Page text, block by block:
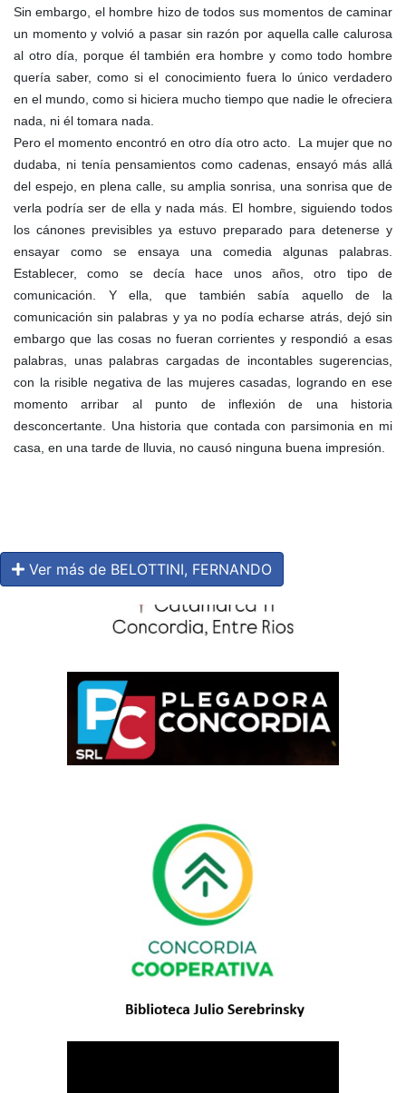
Sin embargo, el hombre hizo de todos sus momentos de caminar
un momento y volvió a pasar sin razón por aquella calle calurosa
al otro día, porque él también era hombre y como todo hombre
quería saber, como si el conocimiento fuera lo único verdadero
en el mundo, como si hiciera mucho tiempo que nadie le ofreciera
nada, ni él tomara nada.
Pero el momento encontró en otro día otro acto. La mujer que no
dudaba, ni tenía pensamientos como cadenas, ensayó más allá
del espejo, en plena calle, su amplia sonrisa, una sonrisa que de
verla podría ser de ella y nada más. El hombre, siguiendo todos
los cánones previsibles ya estuvo preparado para detenerse y
ensayar como se ensaya una comedia algunas palabras.
Establecer, como se decía hace unos años, otro tipo de
comunicación. Y ella, que también sabía aquello de la
comunicación sin palabras y ya no podía echarse atrás, dejó sin
embargo que las cosas no fueran corrientes y respondió a esas
palabras, unas palabras cargadas de incontables sugerencias,
con la risible negativa de las mujeres casadas, logrando en ese
momento arribar al punto de inflexión de una historia
desconcertante. Una historia que contada con parsimonia en mi
casa, en una tarde de lluvia, no causó ninguna buena impresión.
Ver más de BELOTTINI, FERNANDO